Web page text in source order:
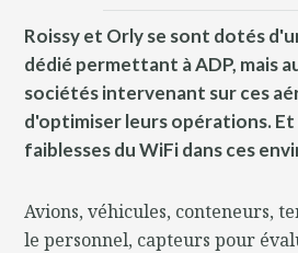
Roissy et Orly se sont dotés
dédié permettant à ADP, mais
sociétés intervenant sur ces
d'optimiser leurs opérations. Et
faiblesses du WiFi dans ces
Avions, véhicules, conteneurs,
le personnel, capteurs pour